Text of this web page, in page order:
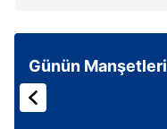
Günün Manşetleri